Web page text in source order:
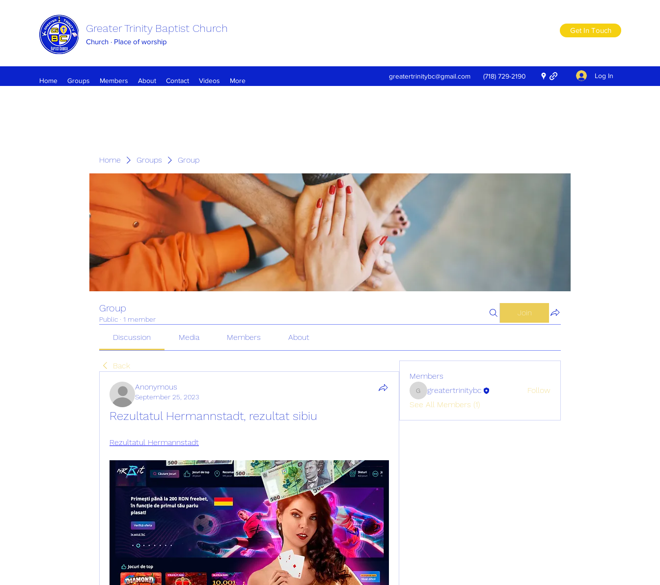
Greater Trinity Baptist Church
Church · Place of worship
Get In Touch
Home Groups Members About Contact Videos More
greatertrinitybc@gmail.com (718) 729-2190 Log In
Home Groups Group
Group
Public · 1 member
Join
Discussion Media Members About
Back
Anonymous
September 25, 2023
Rezultatul Hermannstadt, rezultat sibiu
Rezultatul Hermannstadt
Members
greatertrinitybc
greatertrinitybc
Follow
See All Members (1)